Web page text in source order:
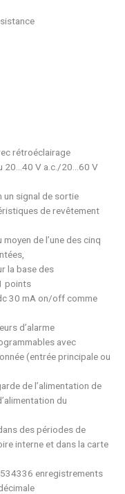
rétroéclairage
20…40 V a.c./20…60 V
un signal de sortie
de revêtement
de l’une des cinq
la base des
points
30 mA on/off comme
d’alarme
avec
(entrée principale ou
de l’alimentation de
du
des périodes de
interne et dans la carte
534336 enregistrements